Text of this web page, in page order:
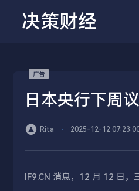
决策财经
日本央行下周
Rita ⋅ 2025-12-12
IF9.CN 消息，12 月 12 日，